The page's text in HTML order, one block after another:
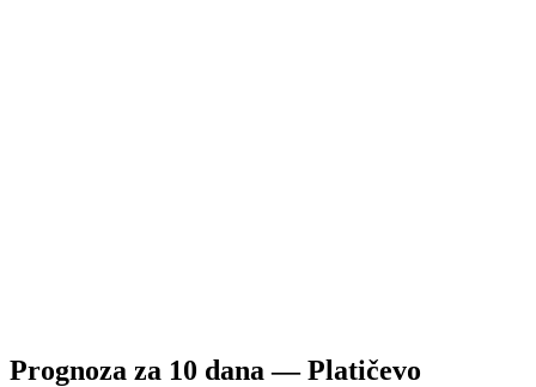
Prognoza za 10 dana —Platičevo